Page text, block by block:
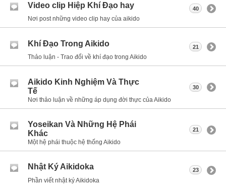
Video clip Hiệp Khí Đạo hay
Nơi post những video clip hay của aikido
40
Khí Đạo Trong Aikido
Thảo luận - Trao đổi về khí đạo trong Aikido
21
Aikido Kinh Nghiệm Và Thực
Tế
Nơi thảo luận về những áp dụng đời thực của Aikido
30
Yoseikan Và Những Hệ Phái
Khác
Một hệ phái thuộc hệ thống Aikido
21
Nhật Ký Aikidoka
Phần viết nhật ký Aikidoka
23